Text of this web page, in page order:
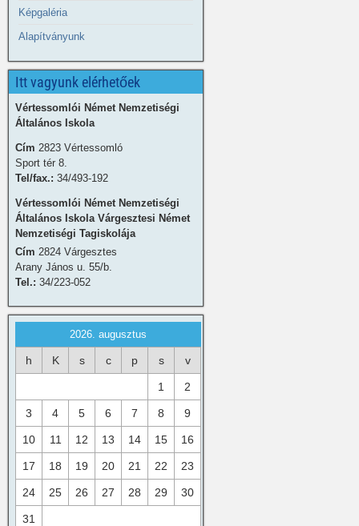
Képgaléria
Alapítványunk
Itt vagyunk elérhetőek
Vértessomlói Német Nemzetiségi
Általános Iskola
Cím 2823 Vértessomló
Sport tér 8.
Tel/fax.: 34/493-192
Vértessomlói Német Nemzetiségi
Általános Iskola Várgesztesi Német
Nemzetiségi Tagiskolája
Cím 2824 Várgesztes
Arany János u. 55/b.
Tel.: 34/223-052
2026. augusztus
h K s c p s v
1 2
3 4 5 6 7 8 9
10 11 12 13 14 15 16
17 18 19 20 21 22 23
24 25 26 27 28 29 30
31